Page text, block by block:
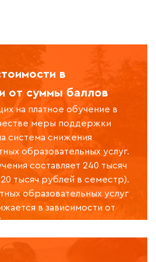
в
от суммы баллов
на платное обучение в
меры поддержки
система снижения
образовательных услуг.
составляет 240 тысяч
тысяч рублей в семестр).
образовательных услуг
в зависимости от
испытания +
баллы).